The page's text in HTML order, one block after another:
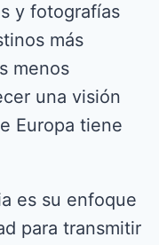
y fotografías
más
menos
una visión
Europa tiene
es su enfoque
para transmitir